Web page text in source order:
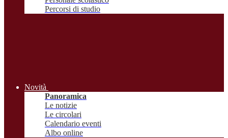
Percorsi di studio
Novità
Panoramica
Le notizie
Le circolari
Calendario eventi
Albo online